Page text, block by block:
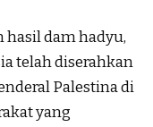
hasil dam hadyu,
telah diserahkan
Palestina di
yang